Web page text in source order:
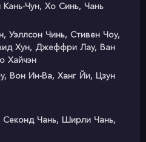
Чун, Хо Синь, Чань
Уэллсон Чинь, Стивен Чоу,
Хун, Джеффри Лау, Ван
Хайчэн
Вон Ин-Ва, Ханг Йи, Цзун
Чань, Ширли Чань,